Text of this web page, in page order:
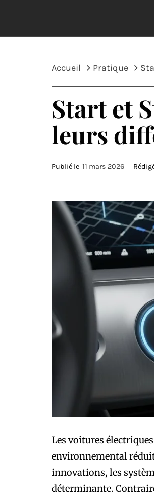
Accueil Pratique
Start et
leurs
Publié le 11 mars 2026
Les voitures
environnemental
innovations, les
déterminante.